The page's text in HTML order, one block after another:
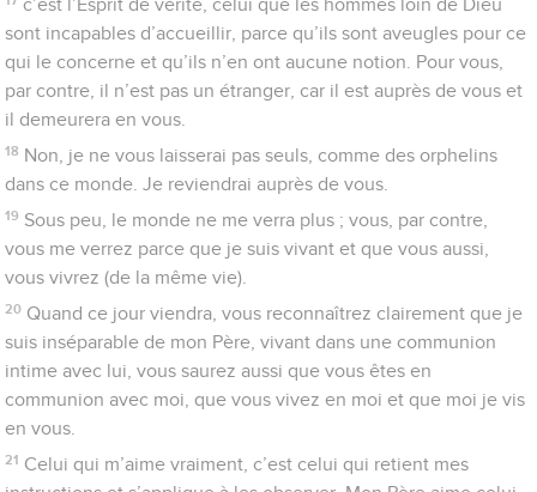
c’est l’Esprit de vérité, celui que les hommes loin de Dieu
sont incapables d’accueillir, parce qu’ils sont aveugles pour ce
qui le concerne et qu’ils n’en ont aucune notion. Pour vous,
par contre, il n’est pas un étranger, car il est auprès de vous et
il demeurera en vous.
18 Non, je ne vous laisserai pas seuls, comme des orphelins
dans ce monde. Je reviendrai auprès de vous.
19 Sous peu, le monde ne me verra plus ; vous, par contre,
vous me verrez parce que je suis vivant et que vous aussi,
vous vivrez (de la même vie).
20 Quand ce jour viendra, vous reconnaîtrez clairement que je
suis inséparable de mon Père, vivant dans une communion
intime avec lui, vous saurez aussi que vous êtes en
communion avec moi, que vous vivez en moi et que moi je vis
en vous.
21 Celui qui m’aime vraiment, c’est celui qui retient mes